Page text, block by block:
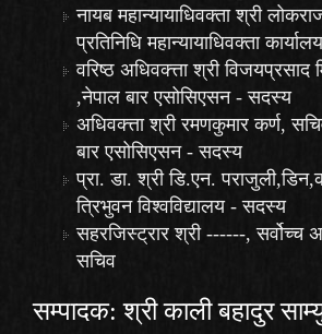
नायब महान्यायाधिवक्ता श्री
प्रतिनिधि महान्यायाधिवक्ता
वरिष्ठ अधिवक्त्ता श्री विजयप्रसाद
,नेपाल बार एसोसिएसन - सदस्य
अधिवक्त्ता श्री रमणकुमार कर्ण,
बार एसोसिएसन - सदस्य
प्रा. डा. श्री डि.एन.
त्रिभुवन विश्वविद्यालय - सदस्य
सहरजिस्ट्रार श्री ------, सर्वोच्च
सचिव
सम्पादक: श्री काली बहादुर